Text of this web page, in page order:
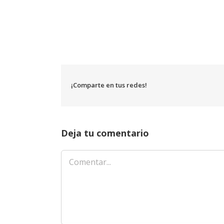
¡Comparte en tus redes!
Deja tu comentario
Comentar